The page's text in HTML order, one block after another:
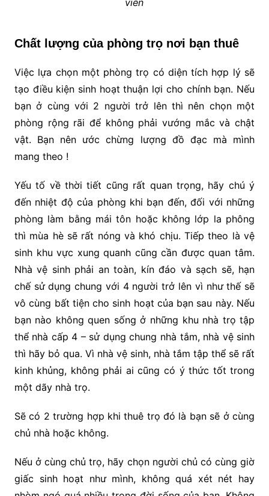
viên
Chất lượng của phòng trọ nơi bạn thuê
Việc lựa chọn một phòng trọ có diện tích hợp lý sẽ
tạo điều kiện sinh hoạt thuận lợi cho chính bạn. Nếu
bạn ở cùng với 2 người trở lên thì nên chọn một
phòng rộng rãi để không phải vướng mắc và chật
vật. Bạn nên ước chừng lượng đồ đạc mà mình
mang theo !
Yếu tố về thời tiết cũng rất quan trọng, hãy chú ý
đến nhiệt độ của phòng khi bạn đến, đối với những
phòng làm bằng mái tôn hoặc không lớp la phông
thì mùa hè sẽ rất nóng và khó chịu. Tiếp theo là vệ
sinh khu vực xung quanh cũng cần được quan tâm.
Nhà vệ sinh phải an toàn, kín đáo và sạch sẽ, hạn
chế sử dụng chung với 4 người trở lên vì như thế sẽ
vô cùng bất tiện cho sinh hoạt của bạn sau này. Nếu
bạn nào không quen sống ở những khu nhà trọ tập
thể nhà cấp 4 – sử dụng chung nhà tắm, nhà vệ sinh
thì hãy bỏ qua. Vì nhà vệ sinh, nhà tắm tập thể sẽ rất
kinh khủng, không phải ai cũng có ý thức tốt trong
một dãy nhà trọ.
Sẽ có 2 trường hợp khi thuê trọ đó là bạn sẽ ở cùng
chủ nhà hoặc không.
Nếu ở cùng chủ trọ, hãy chọn người chủ có cùng giờ
giấc sinh hoạt như mình, không quá xét nét hay